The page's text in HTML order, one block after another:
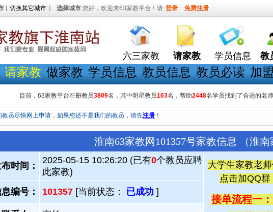
[ 切换其它城市 ] 选择城市 您好，欢迎来63家教平台！请 登录 免费注册
六三家教 请家教 学员信息 教
请家教 做家教 学员信息 教员信息 教员必读 加
目前，63家教平台在册教员3809名，其中明星教员163名，帮助2448名学员找到了合适的老
教员尽快网上申请，如果您还不是我们的教员，请先注册 ！
淮南63家教网101357号家教信息 （淮南
时间：
2025-05-15 10:26:20 (已有0个教员应聘
此家教)
大学生家教老
点击加QQ群
接单流程一
编号： 101357 [当前状态： 已成功 ]